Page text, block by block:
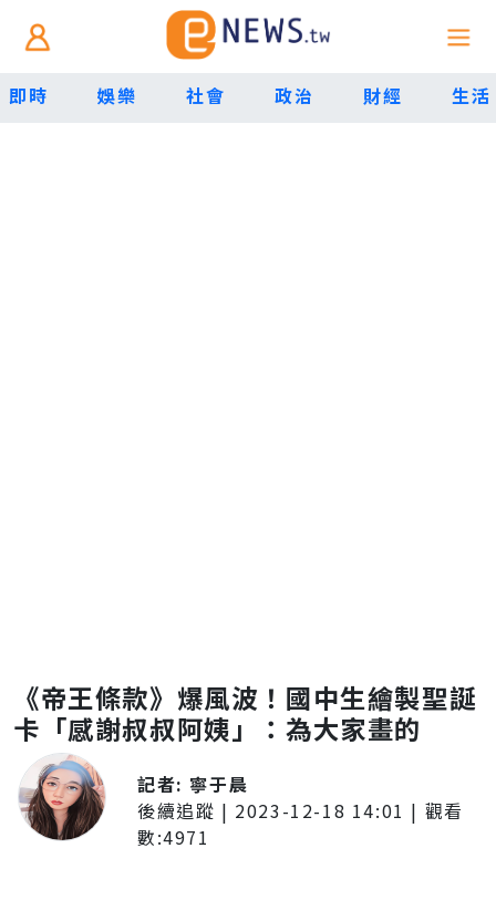
即時 娛樂 社會 政治 財經 生活
《帝王條款》爆風波！國中生繪製聖誕
卡「感謝叔叔阿姨」：為大家畫的
記者: 寧于晨
後續追蹤 | 2023-12-18 14:01 | 觀看
數:4971